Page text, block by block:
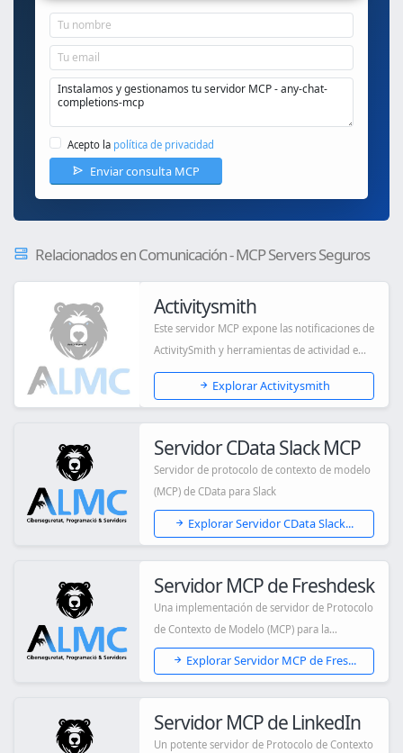
Acepto la política de privacidad
Enviar consulta MCP
Relacionados en Comunicación - MCP Servers Seguros
Activitysmith
Este servidor MCP expone las notificaciones de
ActivitySmith y herramientas de actividad e...
Explorar Activitysmith
Servidor CData Slack MCP
Servidor de protocolo de contexto de modelo
(MCP) de CData para Slack
Explorar Servidor CData Slack...
Servidor MCP de Freshdesk
Una implementación de servidor de Protocolo
de Contexto de Modelo (MCP) para la
integració...
Explorar Servidor MCP de Fres...
Servidor MCP de LinkedIn
Un potente servidor de Protocolo de Contexto